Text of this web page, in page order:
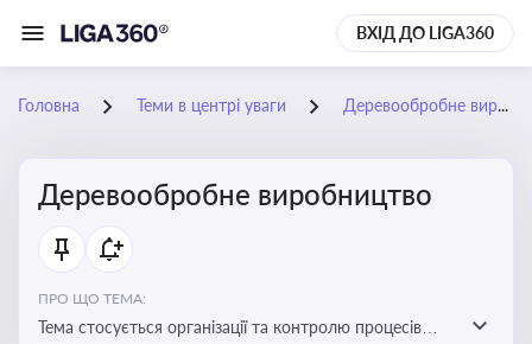
ВХІД ДО LIGA360
Головна Теми в центрі уваги Деревообробне виробництво
Деревообробне виробництво
ПРО ЩО ТЕМА:
Тема стосується організації та контролю процесів